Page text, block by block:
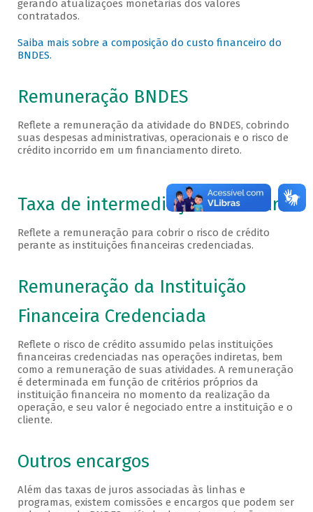
gerando atualizações monetárias dos valores
contratados.
Saiba mais sobre a composição do custo financeiro do
BNDES.
Remuneração BNDES
Reflete a remuneração da atividade do BNDES, cobrindo
suas despesas administrativas, operacionais e o risco de
crédito incorrido em um financiamento direto.
Taxa de intermediação financeira
Reflete a remuneração para cobrir o risco de crédito
perante as instituições financeiras credenciadas.
Remuneração da Instituição
Financeira Credenciada
Reflete o risco de crédito assumido pelas instituições
financeiras credenciadas nas operações indiretas, bem
como a remuneração de suas atividades. A remuneração
é determinada em função de critérios próprios da
instituição financeira no momento da realização da
operação, e seu valor é negociado entre a instituição e o
cliente.
Outros encargos
Além das taxas de juros associadas às linhas e
programas, existem comissões e encargos que podem ser